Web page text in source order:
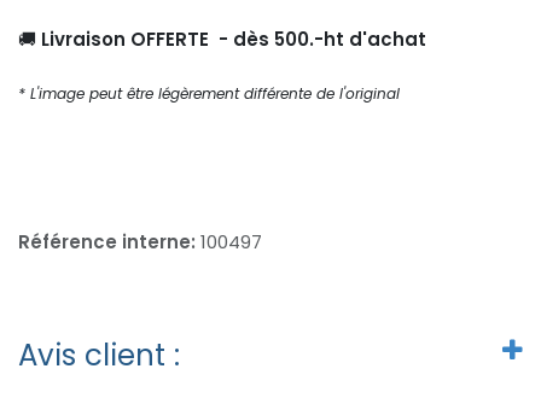
🚚 Livraison OFFERTE - dès 500.-ht d'achat
* L'image peut être légèrement différente de l'original
Référence interne: 100497
Avis client :